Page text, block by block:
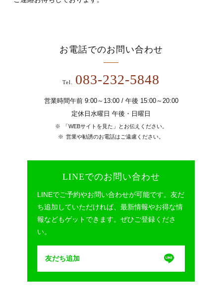
お電話でのお問い合わせ
Tel. 083-232-5848
営業時間午前 9:00～13:00 / 午後 15:00～20:00
定休日水曜日 午後・日曜日
「WEBサイトを見た」とお伝えください。
営業や勧誘のお電話はご遠慮ください。
LINEでのお問い合わせ
LINEでご予約やお問い合わせが可能です。友だ
ち追加していただければ、最新情報やお得な情
報などもゲットできます。ぜひご登録くださ
い。
友だち追加